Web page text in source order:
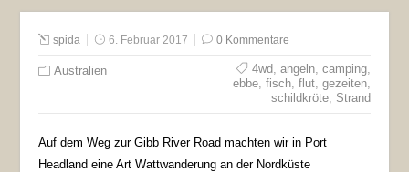
spida 6. Februar 2017 0 Kommentare
Australien 4wd angeln, camping,
ebbe, fisch, flut, gezeiten,
schildkröte, Strand
Auf dem Weg zur Gibb River Road machten wir in Port
Headland eine Art Wattwanderung an der Nordküste